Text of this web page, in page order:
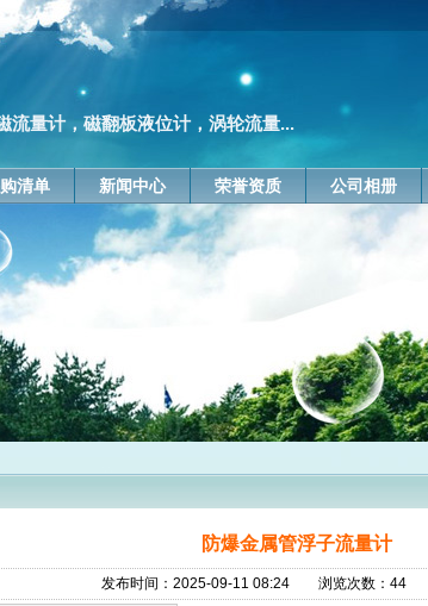
流量计，磁翻板液位计，涡轮流量...
清单 新闻中心 荣誉资质 公司相册
防爆金属管浮子流量计
发布时间：2025-09-11 08:24 浏览次数：